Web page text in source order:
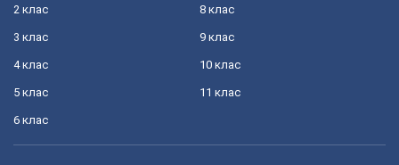
2 клас
3 клас
4 клас
5 клас
6 клас
8 клас
9 клас
10 клас
11 клас